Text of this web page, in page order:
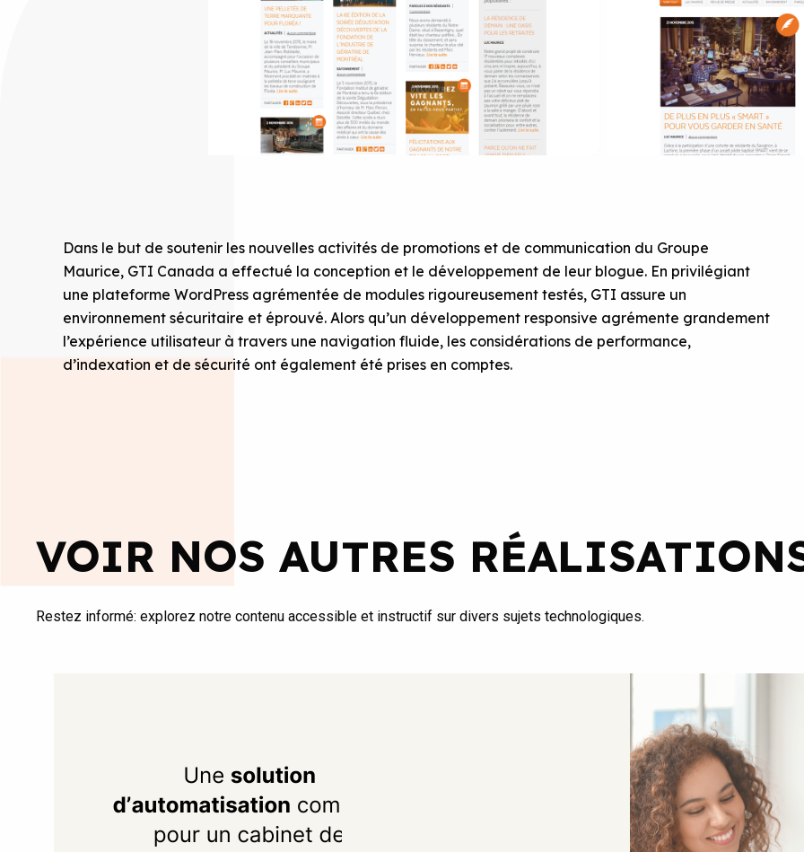
Dans le but de soutenir les nouvelles activités de promotions et de communication du Groupe
Maurice, GTI Canada a effectué la conception et le développement de leur blogue. En privilégiant
une plateforme WordPress agrémentée de modules rigoureusement testés, GTI assure un
environnement sécuritaire et éprouvé. Alors qu’un développement responsive agrémente grandement
l’expérience utilisateur à travers une navigation fluide, les considérations de performance,
d’indexation et de sécurité ont également été prises en comptes.
VOIR NOS AUTRES
Restez informé: explorez notre contenu accessible et instructif sur divers sujets technologiques.